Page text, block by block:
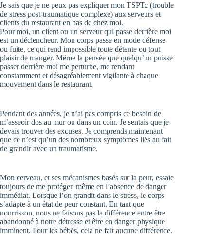
Je sais que je ne peux pas expliquer mon TSPTc (trouble
de stress post-traumatique complexe) aux serveurs et
clients du restaurant en bas de chez moi.
Pour moi, un client ou un serveur qui passe derrière moi
est un déclencheur. Mon corps passe en mode défense
ou fuite, ce qui rend impossible toute détente ou tout
plaisir de manger. Même la pensée que quelqu’un puisse
passer derrière moi me perturbe, me rendant
constamment et désagréablement vigilante à chaque
mouvement dans le restaurant.
Pendant des années, je n’ai pas compris ce besoin de
m’asseoir dos au mur ou dans un coin. Je sentais que je
devais trouver des excuses. Je comprends maintenant
que ce n’est qu’un des nombreux symptômes liés au fait
de grandir avec un traumatisme.
Mon cerveau, et ses mécanismes basés sur la peur, essaie
toujours de me protéger, même en l’absence de danger
immédiat. Lorsque l’on grandit dans le stress, le corps
s’adapte à un état de peur constant. En tant que
nourrisson, nous ne faisons pas la différence entre être
abandonné à notre détresse et être en danger physique
imminent. Pour les bébés, cela ne fait aucune différence.